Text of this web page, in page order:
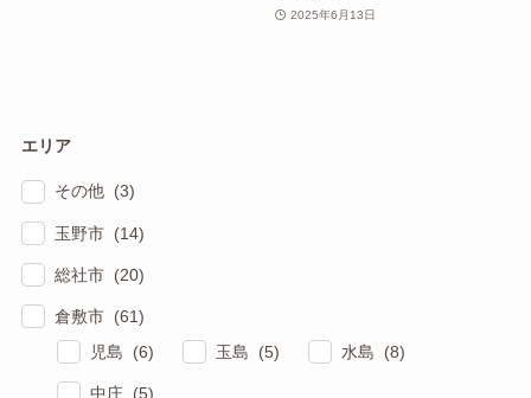
2025年6月13日
エリア
その他 (3)
玉野市 (14)
総社市 (20)
倉敷市 (61)
児島 (6)
玉島 (5) 水島 (8)
中庄 (5)